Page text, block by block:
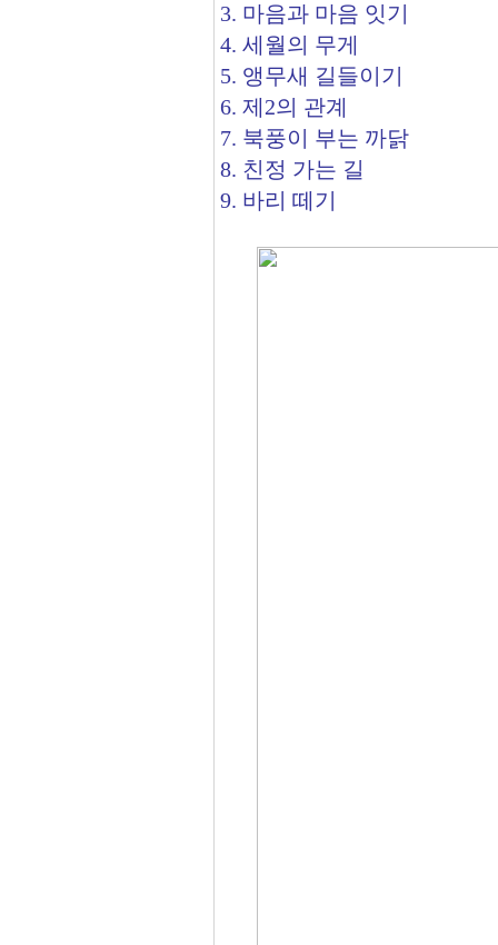
3. 마음과 마음 잇기
4. 세월의 무게
5. 앵무새 길들이기
6. 제2의 관계
7. 북풍이 부는 까닭
8. 친정 가는 길
9. 바리 떼기